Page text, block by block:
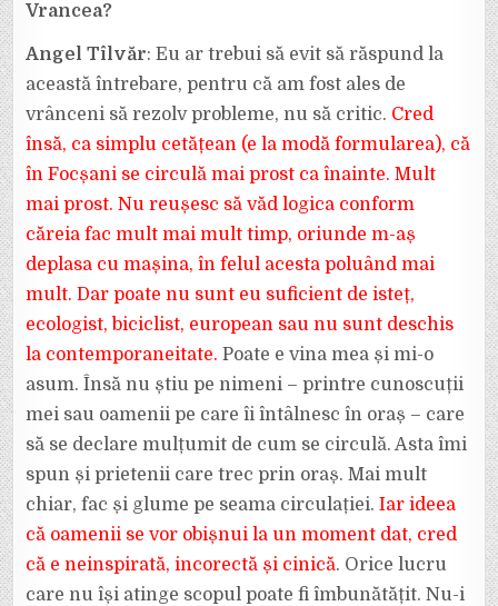
Vrancea?
Angel Tîlvăr: Eu ar trebui să evit să răspund la
această întrebare, pentru că am fost ales de
vrânceni să rezolv probleme, nu să critic. Cred
însă, ca simplu cetățean (e la modă formularea), că
în Focșani se circulă mai prost ca înainte. Mult
mai prost. Nu reușesc să văd logica conform
căreia fac mult mai mult timp, oriunde m-aș
deplasa cu mașina, în felul acesta poluând mai
mult. Dar poate nu sunt eu suficient de isteț,
ecologist, biciclist, european sau nu sunt deschis
la contemporaneitate. Poate e vina mea și mi-o
asum. Însă nu știu pe nimeni – printre cunoscuții
mei sau oamenii pe care îi întâlnesc în oraș – care
să se declare mulțumit de cum se circulă. Asta îmi
spun și prietenii care trec prin oraș. Mai mult
chiar, fac și glume pe seama circulației. Iar ideea
că oamenii se vor obișnui la un moment dat, cred
că e neinspirată, incorectă și cinică. Orice lucru
care nu își atinge scopul poate fi îmbunătățit. Nu-i